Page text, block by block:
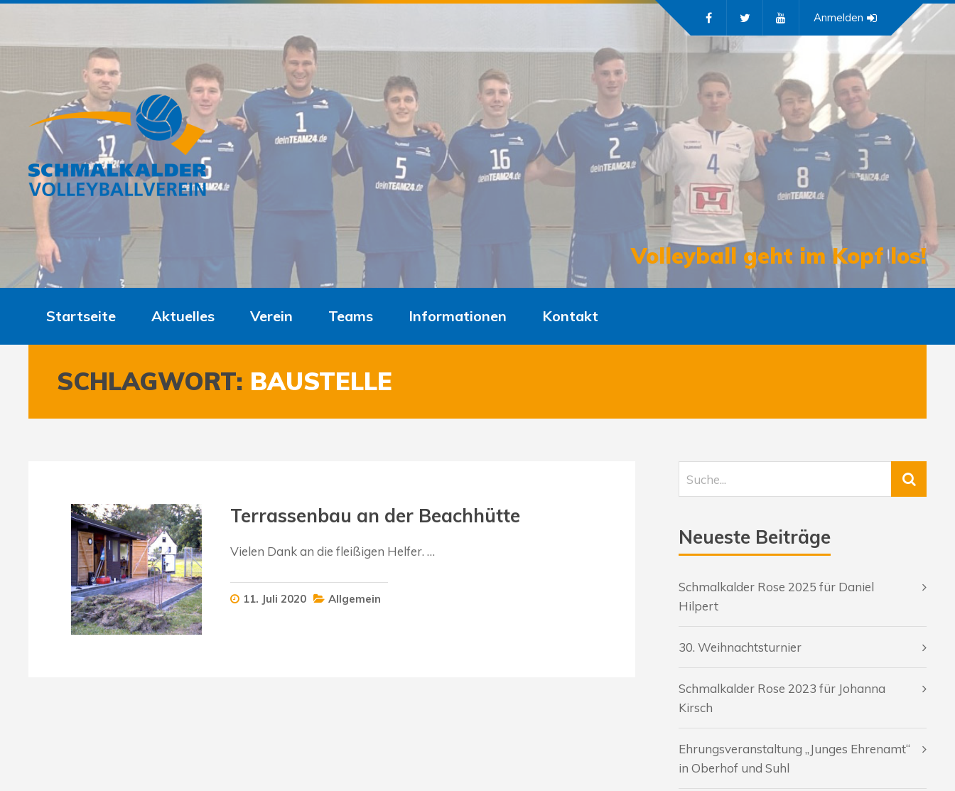
Volleyball geht im Kopf los!
Anmelden
Startseite Aktuelles Verein Teams Informationen Kontakt
SCHLAGWORT: BAUSTELLE
Terrassenbau an der Beachhütte
Vielen Dank an die fleißigen Helfer. …
11. Juli 2020 Allgemein
Neueste Beiträge
Schmalkalder Rose 2025 für Daniel
Hilpert
30. Weihnachtsturnier
Schmalkalder Rose 2023 für Johanna
Kirsch
Ehrungsveranstaltung „Junges Ehrenamt“
in Oberhof und Suhl